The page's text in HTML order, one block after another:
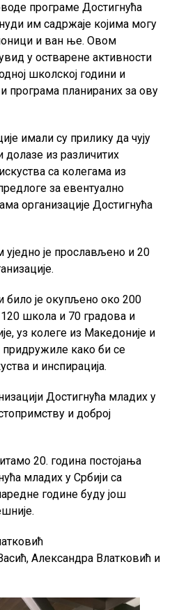
програме Достигнућа
им садржаје којима могу
и ван ње. Овом
у остварене активности
школској години и
програма планираних за ову
имали су прилику да чују
из различитих
са колегама из
за евентуално
организације Достигнућа
је прослављено и 20
било је окупљено око 200
школа и 70 градова и
уз колеге из Македоније и
придружиле како би се
и инспирација.
Достигнућа младих у
и доброј
20. година постојања
младих у Србији са
године буду још
Александра Влатковић и